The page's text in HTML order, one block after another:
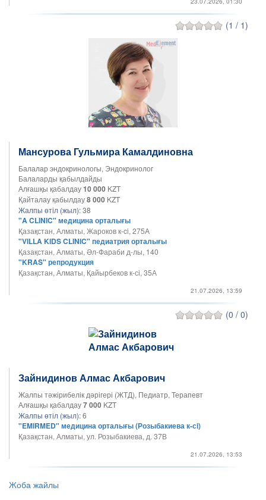
(1 / 1)
Мансурова Гульмира Камалдиновна
Балалар эндокринологы, Эндокринолог
Балаларды қабылдайды
Алғашқы қабалдау10 000 KZT
Қайталау қабылдау8 000 KZT
Жалпы өтіл (жыл):38
"A CLINIC" медицина орталығы
Қазақстан, Алматы, Жароков к-ci, 275А
"VILLA KIDS CLINIC" педиатрия орталығы
Қазақстан, Алматы, Әл-Фараби д-лы, 140
"KRAS" репродукция
Қазақстан, Алматы, Қайырбеков к-сі, 35А
21.07.2026, 13:59
(0 / 0)
Зайнидинов Алмас Акбарович
Жалпы тәжірибелік дәрігері (ЖТД), Педиатр, Терапевт
Алғашқы қабалдау7 000 KZT
Жалпы өтіл (жыл):6
"EMIRMED" медицина орталығы (Розыбакиева к-сi)
Қазақстан, Алматы, ул. Розыбакиева, д. 37В
21.07.2026, 13:53
Жоба жайлы